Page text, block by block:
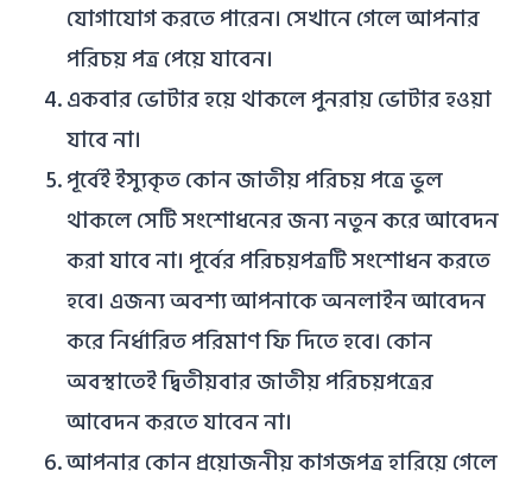
যোগাযোগ করতে পারেন। সেখানে গেলে আপনার
পরিচয় পত্র পেয়ে যাবেন।
একবার ভোটার হয়ে থাকলে পুনরায় ভোটার হওয়া
যাবে না।
পূর্বেই ইস্যুকৃত কোন জাতীয় পরিচয় পত্রে ভুল
থাকলে সেটি সংশোধনের জন্য নতুন করে আবেদন
করা যাবে না। পূর্বের পরিচয়পত্রটি সংশোধন করতে
হবে। এজন্য অবশ্য আপনাকে অনলাইন আবেদন
করে নির্ধারিত পরিমাণ ফি দিতে হবে। কোন
অবস্থাতেই দ্বিতীয়বার জাতীয় পরিচয়পত্রের
আবেদন করতে যাবেন না।
আপনার কোন প্রয়োজনীয় কাগজপত্র হারিয়ে গেলে